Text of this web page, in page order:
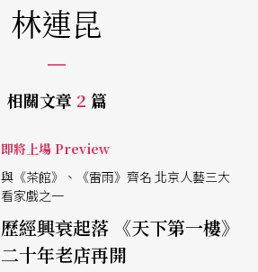
林連昆
相關文章 2 篇
即將上場 Preview
與《茶館》、《雷雨》齊名 北京人藝三大
看家戲之一
歷經興衰起落 《天下第一樓》
二十年老店再開